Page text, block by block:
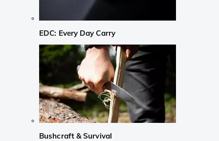
EDC: Every Day Carry
Bushcraft & Survival